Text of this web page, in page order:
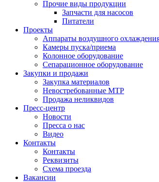
Прочие виды продукции
Запчасти для насосов
Питатели
Проекты
Аппараты воздушного
Камеры пуска/приема
Колонное оборудование
Сепарационное оборудование
Закупки и продажи
Закупка материалов
Невостребованные МТР
Продажа неликвидов
Пресс-центр
Новости
Пресса о нас
Видео
Контакты
Контакты
Реквизиты
Схема проезда
Вакансии